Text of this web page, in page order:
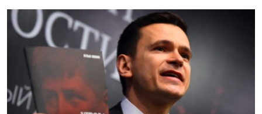
УКРАЇНА
СВІТ
СХЕМИ
КИТАЙ.ВИКЛИКИ
СПЕЦПРОЄКТИ